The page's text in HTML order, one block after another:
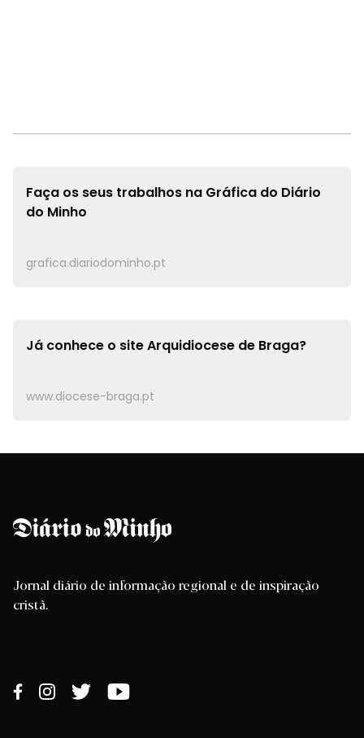
Faça os seus trabalhos na Gráfica do Diário
do Minho
grafica.diariodominho.pt
Já conhece o siteArquidiocese de Braga?
www.diocese-braga.pt
Jornal diário de informação regional e de inspiração
cristã.